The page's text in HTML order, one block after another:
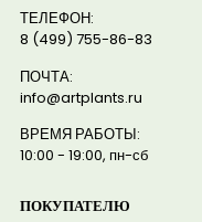
ТЕЛЕФОН:
8 (499) 755-86-83
ПОЧТА:
info@artplants.ru
ВРЕМЯ РАБОТЫ:
10:00 - 19:00, пн-сб
ПОКУПАТЕЛЮ